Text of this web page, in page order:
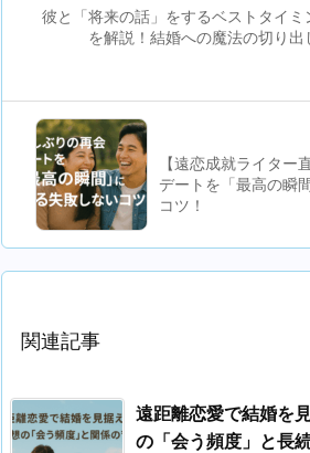
彼と「将来の話」をするベストタイミ
を解説！結婚への魔法の切り出
【遠恋成就ライター
デートを「最高の瞬
コツ！
関連記事
遠距離恋愛で結婚を
の「会う頻度」と長